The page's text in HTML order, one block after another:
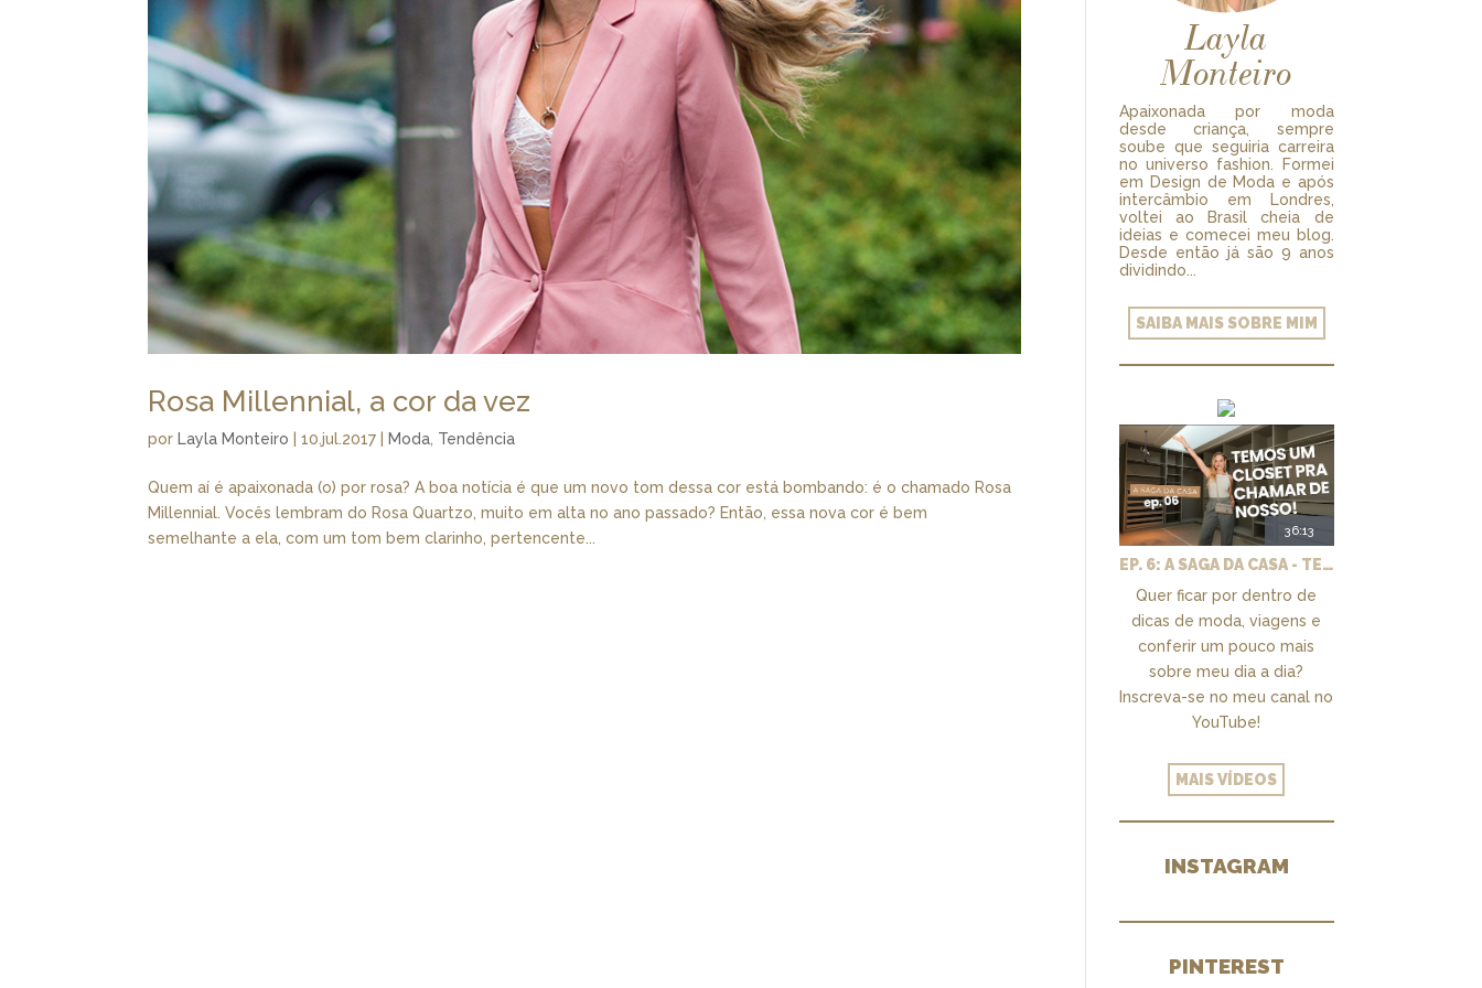
Rosa Millennial, a cor da vez
porLayla Monteiro |10.jul.2017 |Moda, Tendência
Quem aí é apaixonada (o) por rosa? A boa notícia é que um novo tom dessa cor está bombando: é o chamado Rosa
Millennial. Vocês lembram do Rosa Quartzo, muito em alta no ano passado? Então, essa nova cor é bem
semelhante a ela, com um tom bem clarinho, pertencente...
Layla
Monteiro
Apaixonada por moda
desde criança, sempre
soube que seguiria carreira
no universo fashion. Formei
em Design de Moda e após
intercâmbio em Londres,
voltei ao Brasil cheia de
ideias e comecei meu blog.
Desde então já são 9 anos
dividindo...
SAIBA MAIS SOBRE MIM
36:13
EP. 6: A SAGA DA CASA - TEMOS UM CLOSET PRA CHAMAR DE NOSSO + MARCENARIA E PAISAGISMO
Quer ficar por dentro de
dicas de moda, viagens e
conferir um pouco mais
sobre meu dia a dia?
Inscreva-se no meu canal no
YouTube!
MAIS VÍDEOS
INSTAGRAM
PINTEREST